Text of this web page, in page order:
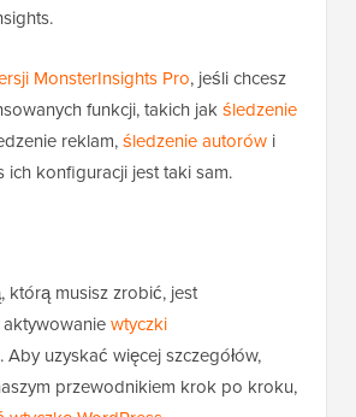
MonsterInsights Pro, jeśli chcesz
funkcji, takich jakśledzenie
reklam,śledzenie autorów i
ich konfiguracji jest taki sam.
którą musisz zrobić, jest
wtyczki
. Aby uzyskać więcej szczegółów,
przewodnikiem krok po kroku,